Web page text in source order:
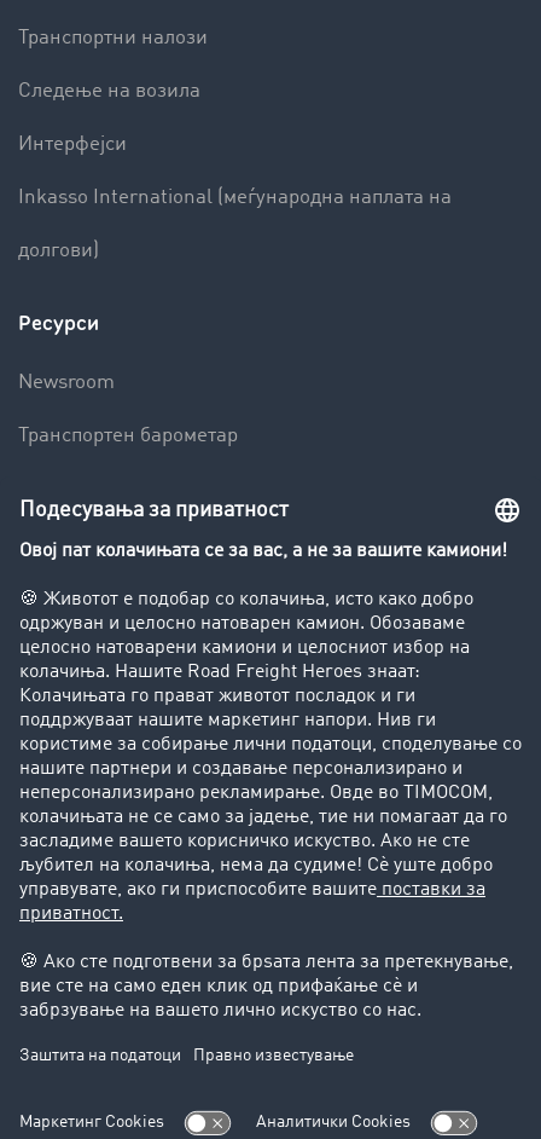
Транспортни налози
Следење на возила
Интерфејси
Inkasso International (меѓународна наплата на
долгови)
Ресурси
Newsroom
Транспортен барометар
Увид во транспортната берза
Забрани за возење на камиони
Фирма
Преку клиенти до нови клиенти
Успешни приказни
Поддршка
Поддршка
Правни прашања
Импресум
Општи услови на работење